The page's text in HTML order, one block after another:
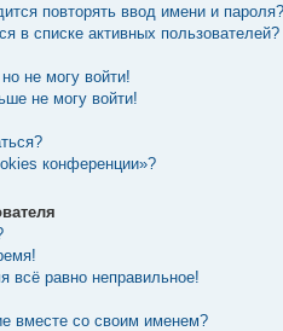
повторять ввод имени и пароля?
в списке активных пользователей?
не могу войти!
не могу войти!
конференции»?
всё равно неправильное!
вместе со своим именем?